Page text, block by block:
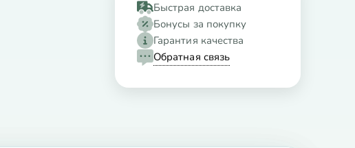
Быстрая доставка
Бонусы за покупку
Гарантия качества
Обратная связь